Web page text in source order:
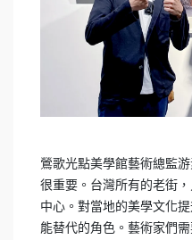
鶯歌光點美學館藝術總監
很重要。台灣所有的老街
中心。對當地的美學文化
能替代的角色。藝術家們